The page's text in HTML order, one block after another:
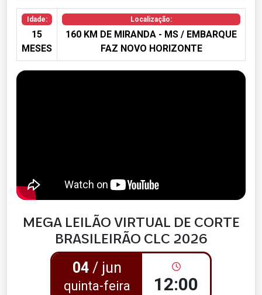
Idade:
15
MESES
Localização:
160 KM DE MIRANDA - MS / EMBARQUE
FAZ NOVO HORIZONTE
MEGA LEILÃO VIRTUAL DE CORTE
BRASILEIRÃO CLC 2026
04 / jun
quinta-feira 12:00